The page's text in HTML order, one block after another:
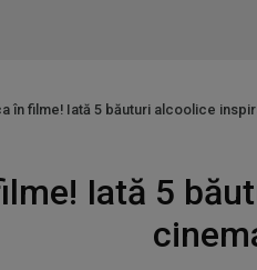
în filme! Iată 5 băuturi alcoolice
Iată 5